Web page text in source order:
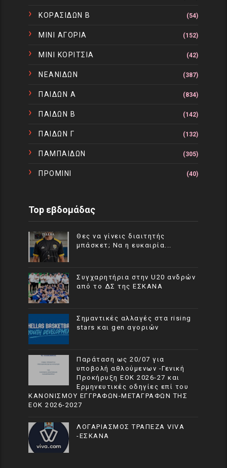
ΚΟΡΑΣΙΔΩΝ Β (54)
ΜΙΝΙ ΑΓΟΡΙΑ (152)
ΜΙΝΙ ΚΟΡΙΤΣΙΑ (42)
ΝΕΑΝΙΔΩΝ (387)
ΠΑΙΔΩΝ Α (834)
ΠΑΙΔΩΝ Β (142)
ΠΑΙΔΩΝ Γ (132)
ΠΑΜΠΑΙΔΩΝ (305)
ΠΡΟΜΙΝΙ (40)
Top εβδομάδας
Θες να γίνεις διαιτητής
μπάσκετ; Να η ευκαιρία...
Συγχαρητήρια στην U20 ανδρών
από το ΔΣ της ΕΣΚΑΝΑ
Σημαντικές αλλαγές στα rising
stars και gen αγοριών
Παράταση ως 20/07 για
υποβολή αθλούμενων -Γενική
Προκήρυξη ΕΟΚ 2026-27 και
Ερμηνευτικές οδηγίες επί του
ΚΑΝΟΝΙΣΜΟΥ ΕΓΓΡΑΦΩΝ-ΜΕΤΑΓΡΑΦΩΝ ΤΗΣ
ΕΟΚ 2026-2027
ΛΟΓΑΡΙΑΣΜΟΣ ΤΡΑΠΕΖΑ VIVA
-ΕΣΚΑΝΑ